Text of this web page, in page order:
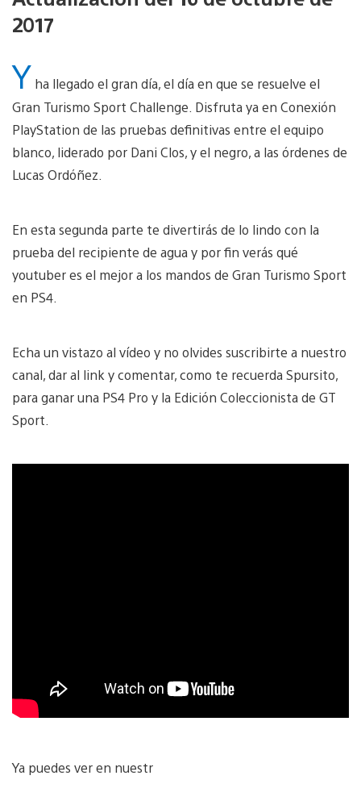
2017
Y ha llegado el gran día, el día en que se resuelve el
Gran Turismo Sport Challenge. Disfruta ya en Conexión
PlayStation de las pruebas definitivas entre el equipo
blanco, liderado por Dani Clos, y el negro, a las órdenes de
Lucas Ordóñez.
En esta segunda parte te divertirás de lo lindo con la
prueba del recipiente de agua y por fin verás qué
youtuber es el mejor a los mandos de Gran Turismo Sport
en PS4.
Echa un vistazo al vídeo y no olvides suscribirte a nuestro
canal, dar al link y comentar, como te recuerda Spursito,
para ganar una PS4 Pro y la Edición Coleccionista de GT
Sport.
Ya puedes ver en nuestr